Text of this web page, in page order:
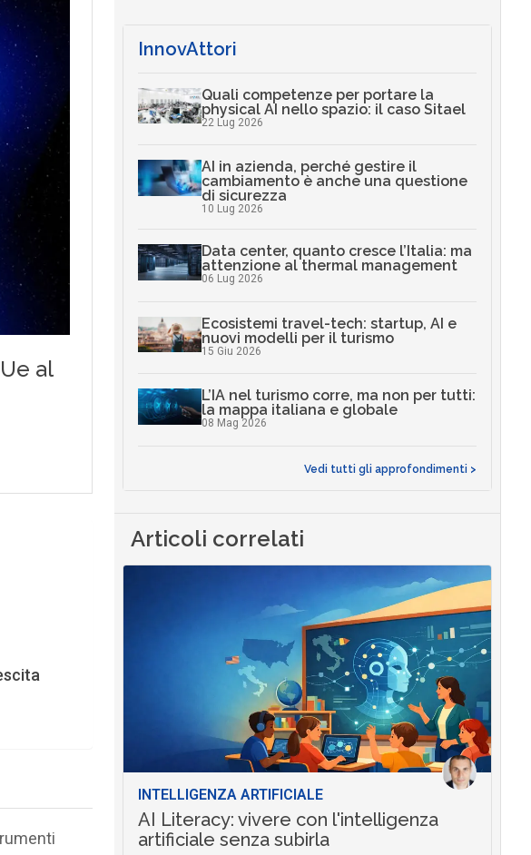
InnovAttori
Quali competenze per portare la
physical AI nello spazio: il caso Sitael
22 Lug 2026
AI in azienda, perché gestire il
cambiamento è anche una questione
di sicurezza
10 Lug 2026
Data center, quanto cresce l’Italia: ma
attenzione al thermal management
06 Lug 2026
Ecosistemi travel-tech: startup, AI e
nuovi modelli per il turismo
15 Giu 2026
L’IA nel turismo corre, ma non per tutti:
la mappa italiana e globale
08 Mag 2026
Vedi tutti gli approfondimenti >
Articoli correlati
INTELLIGENZA ARTIFICIALE
AI Literacy: vivere con l'intelligenza
artificiale senza subirla